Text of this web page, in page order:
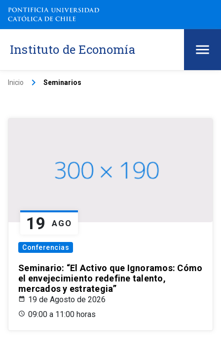
Instituto de Economía
Inicio keyboard_arrow_right Seminarios
19 AGO
Conferencias
Seminario: “El Activo que Ignoramos: Cómo
el envejecimiento redefine talento,
mercados y estrategia”
19 de Agosto de 2026
09:00 a 11:00 horas